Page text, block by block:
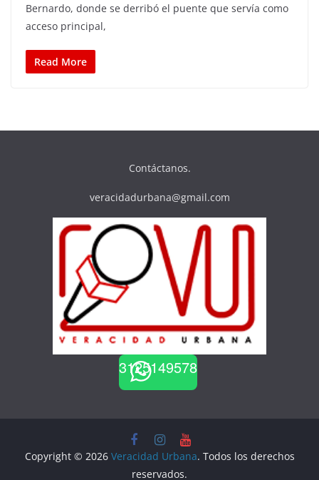
Bernardo, donde se derribó el puente que servía como
acceso principal,
Read More
Contáctanos.
veracidadurbana@gmail.com
3125149578
Copyright © 2026 Veracidad Urbana. Todos los derechos
reservados.